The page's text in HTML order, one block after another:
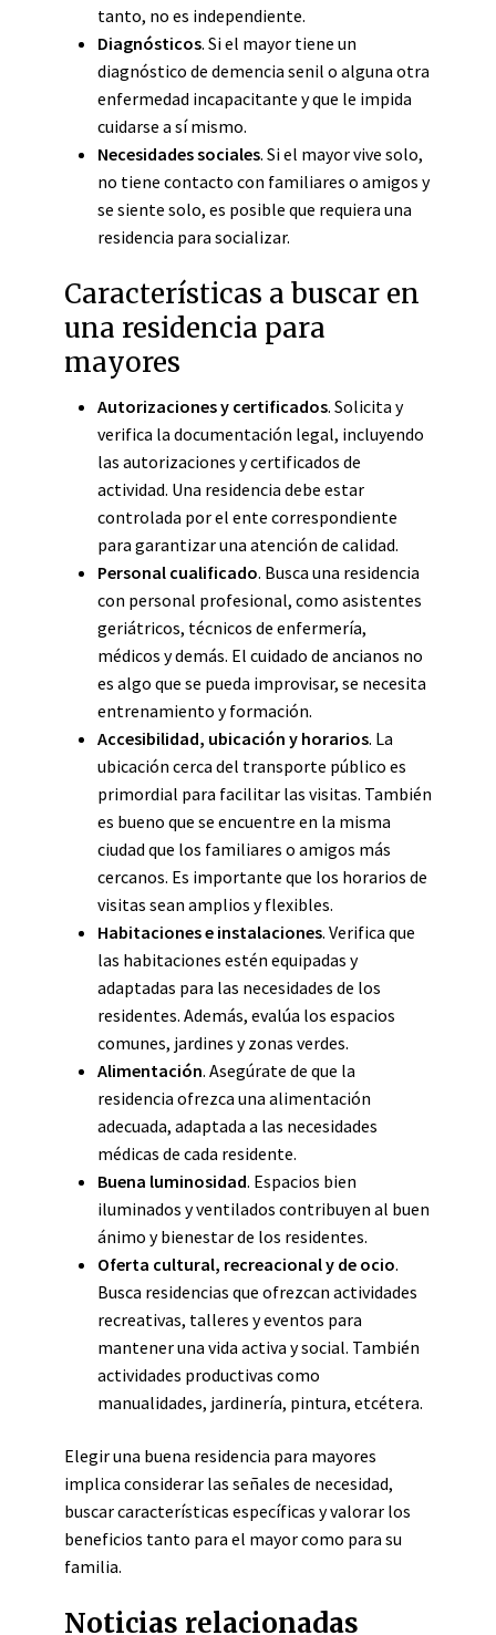
tanto, no es independiente.
Diagnósticos. Si el mayor tiene un
diagnóstico de demencia senil o alguna otra
enfermedad incapacitante y que le impida
cuidarse a sí mismo.
Necesidades sociales. Si el mayor vive solo,
no tiene contacto con familiares o amigos y
se siente solo, es posible que requiera una
residencia para socializar.
Características a buscar en
una residencia para
mayores
Autorizaciones y certificados. Solicita y
verifica la documentación legal, incluyendo
las autorizaciones y certificados de
actividad. Una residencia debe estar
controlada por el ente correspondiente
para garantizar una atención de calidad.
Personal cualificado. Busca una residencia
con personal profesional, como asistentes
geriátricos, técnicos de enfermería,
médicos y demás. El cuidado de ancianos no
es algo que se pueda improvisar, se necesita
entrenamiento y formación.
Accesibilidad, ubicación y horarios. La
ubicación cerca del transporte público es
primordial para facilitar las visitas. También
es bueno que se encuentre en la misma
ciudad que los familiares o amigos más
cercanos. Es importante que los horarios de
visitas sean amplios y flexibles.
Habitaciones e instalaciones. Verifica que
las habitaciones estén equipadas y
adaptadas para las necesidades de los
residentes. Además, evalúa los espacios
comunes, jardines y zonas verdes.
Alimentación. Asegúrate de que la
residencia ofrezca una alimentación
adecuada, adaptada a las necesidades
médicas de cada residente.
Buena luminosidad. Espacios bien
iluminados y ventilados contribuyen al buen
ánimo y bienestar de los residentes.
Oferta cultural, recreacional y de ocio.
Busca residencias que ofrezcan actividades
recreativas, talleres y eventos para
mantener una vida activa y social. También
actividades productivas como
manualidades, jardinería, pintura, etcétera.
Elegir una buena residencia para mayores
implica considerar las señales de necesidad,
buscar características específicas y valorar los
beneficios tanto para el mayor como para su
familia.
Noticias relacionadas